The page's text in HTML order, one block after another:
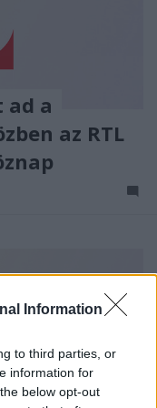
Information
to third parties, or
information for
below opt-out
ad a
az RTL